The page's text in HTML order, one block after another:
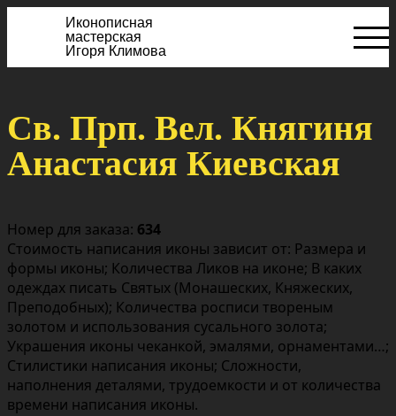
Иконописная
мастерская
Игоря Климова
Св. Прп. Вел. Княгиня
Анастасия Киевская
Номер для заказа: 634
Стоимость написания иконы зависит от: Размера и
формы иконы; Количества Ликов на иконе; В каких
одеждах писать Святых (Монашеских, Княжеских,
Преподобных); Количества росписи твореным
золотом и использования сусального золота;
Украшения иконы чеканкой, эмалями, орнаментами…;
Стилистики написания иконы; Сложности,
наполнения деталями, трудоемкости и от количества
времени написания иконы.